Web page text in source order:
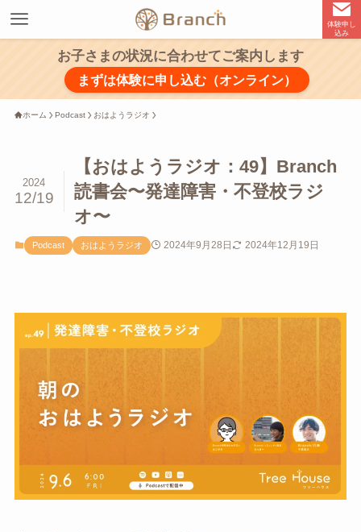
体験申し
込み
お子さまの状況に合わせてご案内します
まずは体験に申し込む（オンライン）
ホーム Podcast おはようラジオ
【おはようラジオ：49】Branch
読書会〜発達障害・不登校ラジ
オ〜
2024
12/19
Podcast おはようラジオ 2024年9月28日 2024年12月19日